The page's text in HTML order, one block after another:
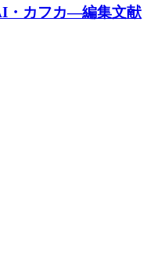
・カフカ―編集文献